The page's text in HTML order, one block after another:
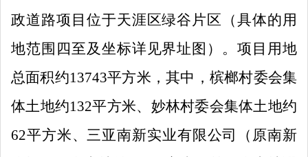
政道路项目 位于天涯区绿谷片区 （具体的用
地范围四至及坐标详见界址图） 。项目用地
总面积约13743平方米，其中，槟榔村委会集
体土地约132平方米、妙林村委会集体土地约
62平方米、三亚南新实业有限公司（ 原南新